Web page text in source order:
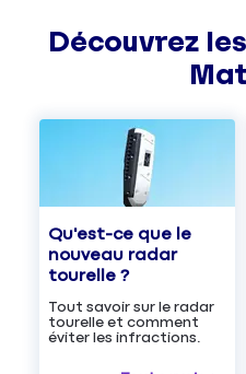
Découvrez les
Qu'est-ce que le
nouveau radar
tourelle ?
Tout savoir sur le radar
tourelle et comment
éviter les infractions.